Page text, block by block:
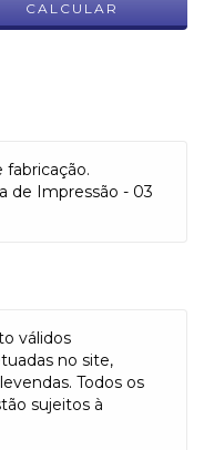
CALCULAR
fabricação.
de Impressão - 03
válidos
no site,
Todos os
sujeitos à